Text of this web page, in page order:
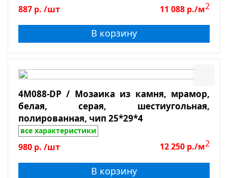
887 р. /шт 11 088 р./м2
В корзину
4M088-DP / Мозаика из камня, мрамор,
белая, серая, шестиугольная,
полированная, чип 25*29*4
все характеристики
980 р. /шт 12 250 р./м2
В корзину